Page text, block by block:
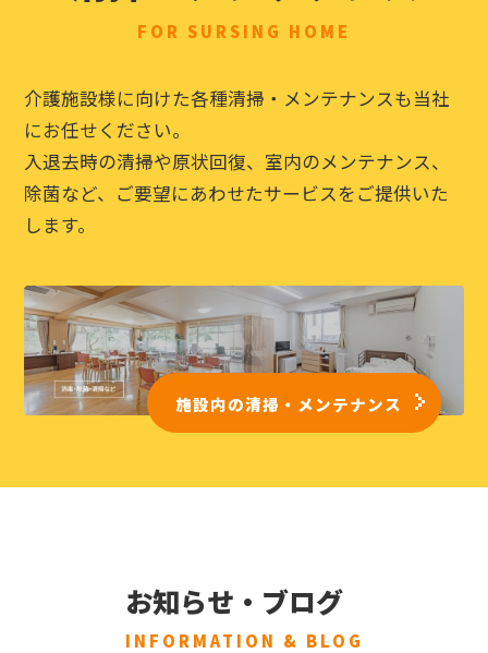
施設内の清掃・メンテナンス
FOR SURSING HOME
介護施設様に向けた各種清掃・メンテナンスも当社
にお任せください。
入退去時の清掃や原状回復、室内のメンテナンス、
除菌など、ご要望にあわせたサービスをご提供いた
します。
お知らせ・ ブログ
INFORMATION & BLOG